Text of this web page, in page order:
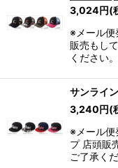
3,024円(
※メール便
販売もし
ください。
サンライ
3,240円(
※メール便
プ 店頭販
ご了承くだ